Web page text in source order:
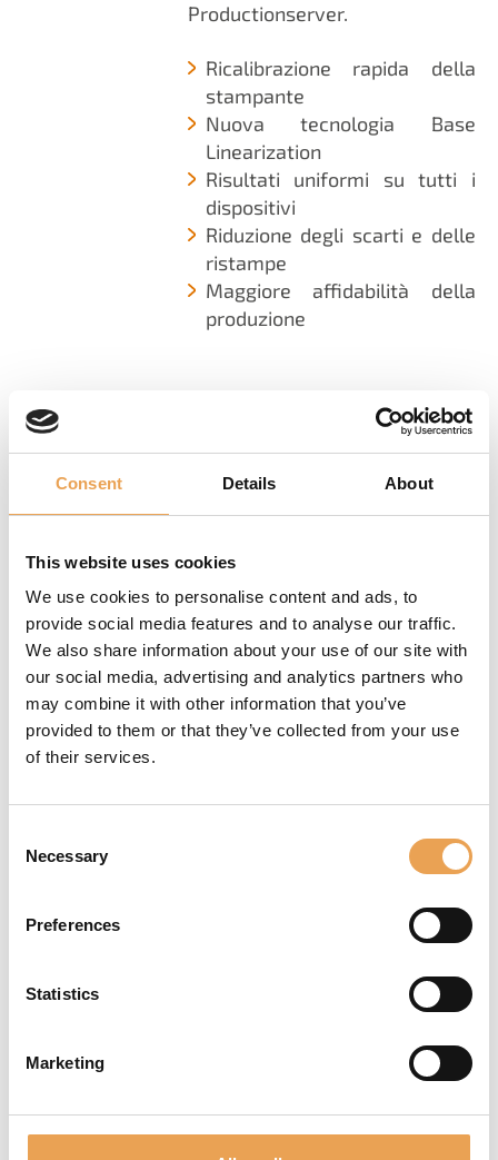
Consent Details About
This website uses cookies
We use cookies to personalise content and ads, to
provide social media features and to analyse our traffic.
We also share information about your use of our site with
our social media, advertising and analytics partners who
may combine it with other information that you’ve
provided to them or that they’ve collected from your use
of their services.
Selection
Necessary
Preferences
Statistics
Marketing
Productionserver.
Ricalibrazione rapida della
stampante
Nuova tecnologia Base
Linearization
Risultati uniformi su tutti i
dispositivi
Riduzione degli scarti e delle
ristampe
Maggiore affidabilità della
produzione
ADOBE PDF PRINT
ENGINE 7.1
Productionserver 26include
Adobe PDF Print Engine 7.1 , che
garantisce il supporto continuo
delle attuali funzionalità PDF
insieme agli ultimi
miglioramenti apportati da
Adobe. L'aggiornamento offre
una maggiore compatibilità,
ottimizzazioni delle prestazioni
contribuendo a garantire
stampa prevedibili.
Compatibilità PDF migliorata
Qualità di stampa leader del
Prestazioni e stabilità